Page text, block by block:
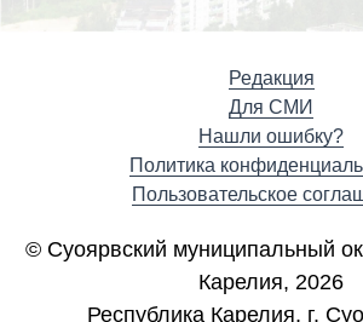
Редакция
Для СМИ
Нашли ошибку?
Политика
Пользовательское
© Суоярвский муниципальный
Карелия, 2026
Республика Карелия, г.